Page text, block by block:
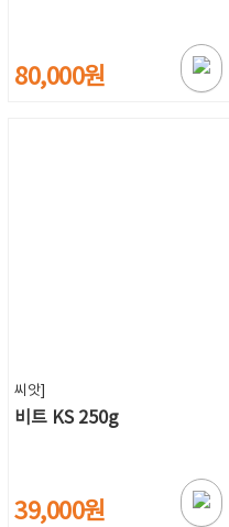
80,000원
씨앗]
비트 KS 250g
39,000원